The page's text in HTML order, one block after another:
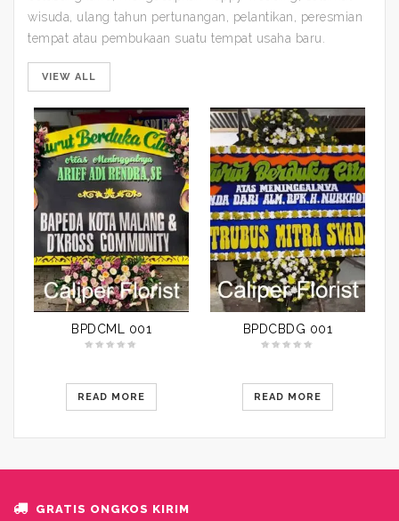
wisuda, ulang tahun pertunangan, pelantikan, peresmian
tempat atau pembukaan suatu tempat usaha baru.
VIEW ALL
BPDCML 001
READ MORE
BPDCBDG 001
READ MORE
GRATIS ONGKOS KIRIM